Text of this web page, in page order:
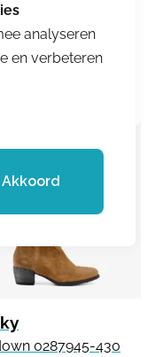
0287945-430
analyseren
en verbeteren
Akkoord